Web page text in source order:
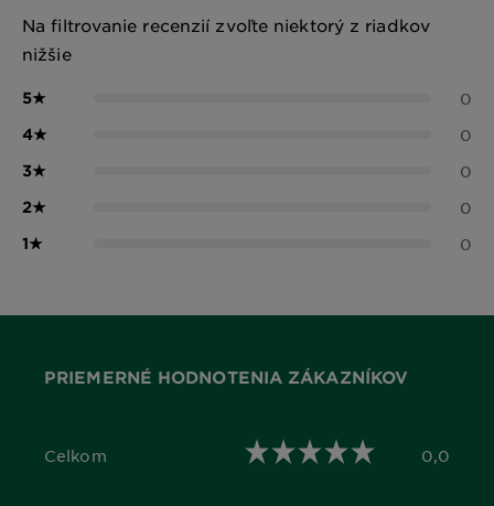
Na filtrovanie recenzií zvoľte niektorý z riadkov
nižšie
5★ 0
4★ 0
3★ 0
2★ 0
1★ 0
PRIEMERNÉ HODNOTENIA ZÁKAZNÍKOV
Celkom
0,0 out of 5 stars 0,0